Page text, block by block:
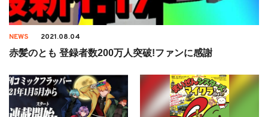
NEWS 2021.08.04
赤髪のとも 登録者数200万人突破!ファンに感謝